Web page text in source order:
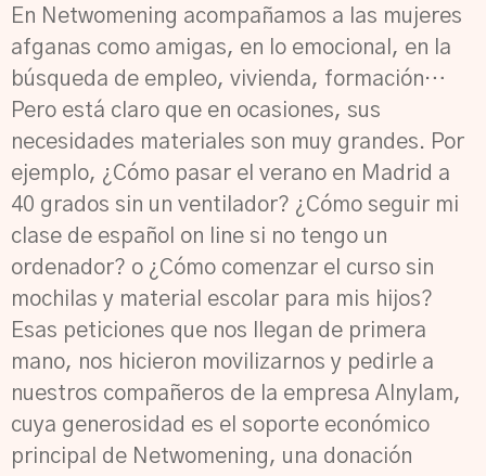
En Netwomening acompañamos a las mujeres
afganas como amigas, en lo emocional, en la
búsqueda de empleo, vivienda, formación…
Pero está claro que en ocasiones, sus
necesidades materiales son muy grandes. Por
ejemplo, ¿Cómo pasar el verano en Madrid a
40 grados sin un ventilador? ¿Cómo seguir mi
clase de español on line si no tengo un
ordenador? o ¿Cómo comenzar el curso sin
mochilas y material escolar para mis hijos?
Esas peticiones que nos llegan de primera
mano, nos hicieron movilizarnos y pedirle a
nuestros compañeros de la empresa Alnylam,
cuya generosidad es el soporte económico
principal de Netwomening, una donación